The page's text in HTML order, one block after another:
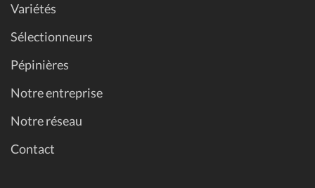
Variétés
Sélectionneurs
Pépinières
Notre entreprise
Notre réseau
Contact